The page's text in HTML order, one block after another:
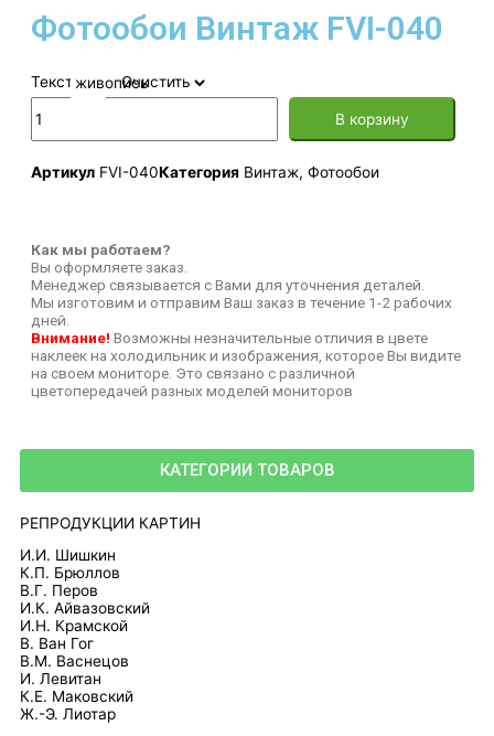
КАТЕГОРИИ ТОВАРОВ
РЕПРОДУКЦИИ КАРТИН
И.И. Шишкин
К.П. Брюллов
В.Г. Перов
И.К. Айвазовский
И.Н. Крамской
В. Ван Гог
В.М. Васнецов
И. Левитан
К.Е. Маковский
Ж.-Э. Лиотар
Фотообои Винтаж FVI-040
Текстура Очистить
В корзину
Артикул FVI-040Категория Винтаж, Фотообои
Как мы работаем?
Вы оформляете заказ.
Менеджер связывается с Вами для уточнения деталей.
Мы изготовим и отправим Ваш заказ в течение 1-2 рабочих
дней.
Внимание! Возможны незначительные отличия в цвете
наклеек на холодильник и изображения, которое Вы видите
на своем мониторе. Это связано с различной
цветопередачей разных моделей мониторов